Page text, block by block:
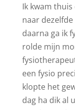
Ik kwam
naar
daarna ga ik
rolde mijn
een fysio
klopte het
dag ha dik al